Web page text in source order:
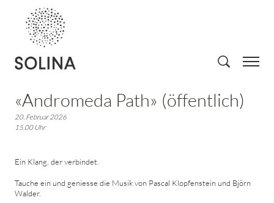
«Andromeda Path» (öffentlich)
20. Februar 2026
15.00 Uhr
Ein Klang, der verbindet.
Tauche ein und geniesse die Musik von Pascal Klopfenstein und Björn
Walder.